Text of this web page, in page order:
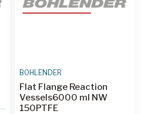
BOHLENDER
Flat Flange Reaction
Vessels6000 ml NW
150PTFE